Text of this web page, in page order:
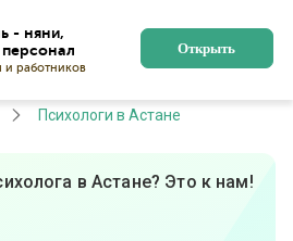
- няни,
Поиск работы и работников
Открыть
Регистрация
Психологи в Астане
в Астане? Это к нам!